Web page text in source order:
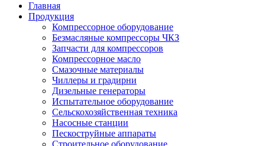
Главная
Продукция
Компрессорное оборудование
Безмасляные компрессоры ЧКЗ
Запчасти для компрессоров
Компрессорное масло
Смазочные материалы
Чиллеры и градирни
Дизельные генераторы
Испытательное оборудование
Сельскохозяйственная техника
Насосные станции
Пескоструйные аппараты
Строительное оборудование